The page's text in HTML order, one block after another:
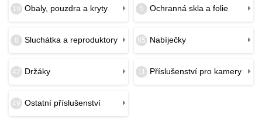
19 Obaly, pouzdra a kryty 5 Ochranná skla a folie
8 Sluchátka a reproduktory 85 Nabíječky
42 Držáky 11 Příslušenství pro kamery
49 Ostatní příslušenství